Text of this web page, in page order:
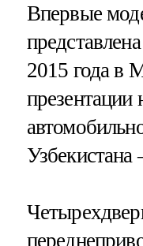
Впервые
2015 года в
презентации